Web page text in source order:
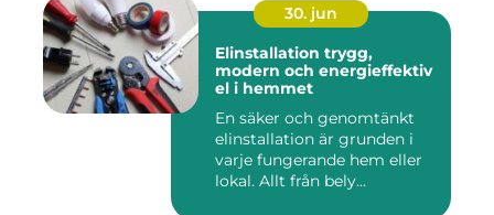
30. jun
Elinstallation trygg,
modern och energieffektiv
el i hemmet
En säker och genomtänkt
elinstallation är grunden i
varje fungerande hem eller
lokal. Allt från bely...